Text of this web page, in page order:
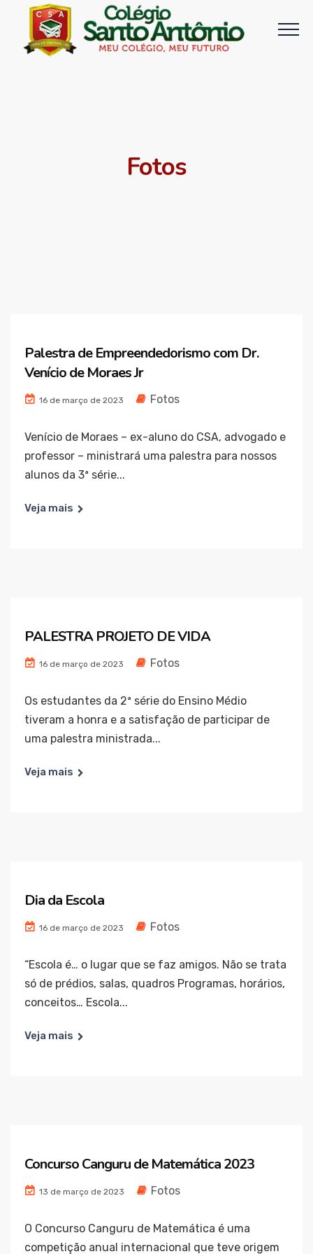
Fotos
Palestra de Empreendedorismo com Dr.
Venício de Moraes Jr
16 de março de 2023 Fotos
Venício de Moraes – ex-aluno do CSA, advogado e
professor – ministrará uma palestra para nossos
alunos da 3ª série...
Veja mais
PALESTRA PROJETO DE VIDA
16 de março de 2023 Fotos
Os estudantes da 2ª série do Ensino Médio
tiveram a honra e a satisfação de participar de
uma palestra ministrada...
Veja mais
Dia da Escola
16 de março de 2023 Fotos
“Escola é… o lugar que se faz amigos. Não se trata
só de prédios, salas, quadros Programas, horários,
conceitos… Escola...
Veja mais
Concurso Canguru de Matemática 2023
13 de março de 2023 Fotos
O Concurso Canguru de Matemática é uma
competição anual internacional que teve origem